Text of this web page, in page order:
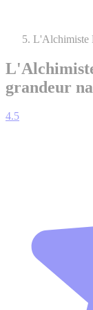
grandeur
4.5